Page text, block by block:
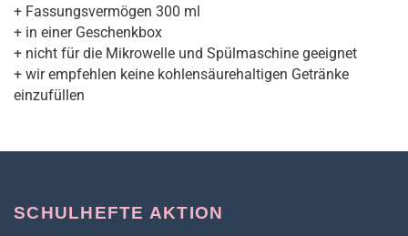
+ Fassungsvermögen 300 ml
+ in einer Geschenkbox
+ nicht für die Mikrowelle und Spülmaschine geeignet
+ wir empfehlen keine kohlensäurehaltigen Getränke
einzufüllen
SCHULHEFTE AKTION